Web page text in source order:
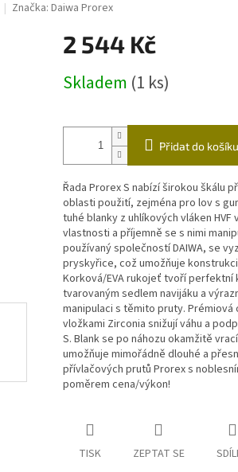
Značka:Daiwa Prorex
2 544 Kč
cena:
Skladem (1 ks)
Přidat do košíku
Řada Prorex S nabízí širokou škálu
oblasti použití, zejména pro lov s
tuhé blanky z uhlíkových vláken
vlastnosti a příjemně se s nimi
používaný společností DAIWA, se
pryskyřice, což umožňuje
Korková/EVA rukojeť tvoří perfektní
tvarovaným sedlem navijáku a
manipulaci s těmito pruty. Prémiová
vložkami Zirconia snižují váhu a
S. Blank se po náhozu okamžitě
umožňuje mimořádně dlouhé a
přívlačových prutů Prorex s
poměrem cena/výkon!
TISK ZEPTAT SE